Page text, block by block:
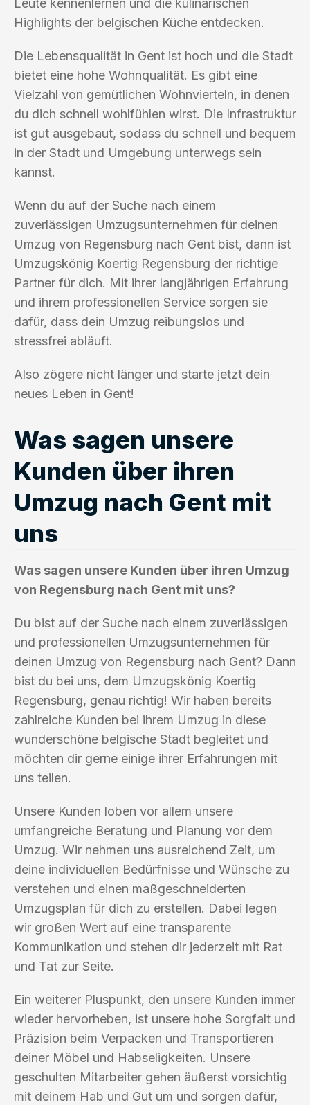
Leute kennenlernen und die kulinarischen
Highlights der belgischen Küche entdecken.
Die Lebensqualität in Gent ist hoch und die Stadt
bietet eine hohe Wohnqualität. Es gibt eine
Vielzahl von gemütlichen Wohnvierteln, in denen
du dich schnell wohlfühlen wirst. Die Infrastruktur
ist gut ausgebaut, sodass du schnell und bequem
in der Stadt und Umgebung unterwegs sein
kannst.
Wenn du auf der Suche nach einem
zuverlässigen Umzugsunternehmen für deinen
Umzug von Regensburg nach Gent bist, dann ist
Umzugskönig Koertig Regensburg der richtige
Partner für dich. Mit ihrer langjährigen Erfahrung
und ihrem professionellen Service sorgen sie
dafür, dass dein Umzug reibungslos und
stressfrei abläuft.
Also zögere nicht länger und starte jetzt dein
neues Leben in Gent!
Was sagen unsere
Kunden über ihren
Umzug nach Gent mit
uns
Was sagen unsere Kunden über ihren Umzug
von Regensburg nach Gent mit uns?
Du bist auf der Suche nach einem zuverlässigen
und professionellen Umzugsunternehmen für
deinen Umzug von Regensburg nach Gent? Dann
bist du bei uns, dem Umzugskönig Koertig
Regensburg, genau richtig! Wir haben bereits
zahlreiche Kunden bei ihrem Umzug in diese
wunderschöne belgische Stadt begleitet und
möchten dir gerne einige ihrer Erfahrungen mit
uns teilen.
Unsere Kunden loben vor allem unsere
umfangreiche Beratung und Planung vor dem
Umzug. Wir nehmen uns ausreichend Zeit, um
deine individuellen Bedürfnisse und Wünsche zu
verstehen und einen maßgeschneiderten
Umzugsplan für dich zu erstellen. Dabei legen
wir großen Wert auf eine transparente
Kommunikation und stehen dir jederzeit mit Rat
und Tat zur Seite.
Ein weiterer Pluspunkt, den unsere Kunden immer
wieder hervorheben, ist unsere hohe Sorgfalt und
Präzision beim Verpacken und Transportieren
deiner Möbel und Habseligkeiten. Unsere
geschulten Mitarbeiter gehen äußerst vorsichtig
mit deinem Hab und Gut um und sorgen dafür,